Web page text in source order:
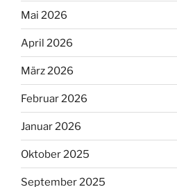
Mai 2026
April 2026
März 2026
Februar 2026
Januar 2026
Oktober 2025
September 2025